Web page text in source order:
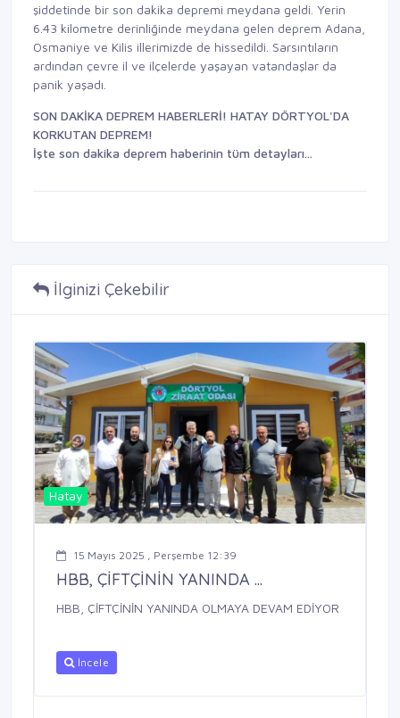
şiddetinde bir son dakika depremi meydana geldi. Yerin
6.43 kilometre derinliğinde meydana gelen deprem Adana,
Osmaniye ve Kilis illerimizde de hissedildi. Sarsıntıların
ardından çevre il ve ilçelerde yaşayan vatandaşlar da
panik yaşadı.
SON DAKİKA DEPREM HABERLERİ! HATAY DÖRTYOL'DA
KORKUTAN DEPREM!
İşte son dakika deprem haberinin tüm detayları...
İlginizi Çekebilir
Hatay
15 Mayıs 2025 , Perşembe 12:39
HBB, ÇİFTÇİNİN YANINDA ...
HBB, ÇİFTÇİNİN YANINDA OLMAYA DEVAM EDİYOR
İncele